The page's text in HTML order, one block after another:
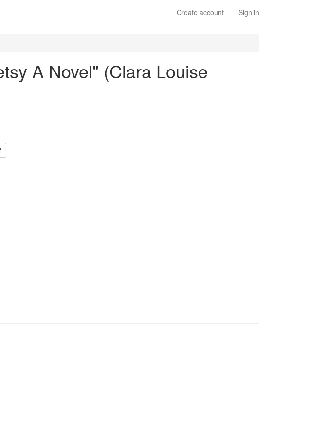
Create account Sign in
A Novel" (Clara Louise